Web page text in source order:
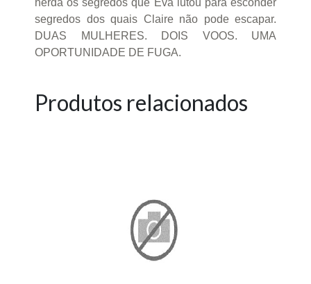
segredos dos quais Claire não pode escapar.
DUAS MULHERES. DOIS VOOS. UMA
OPORTUNIDADE DE FUGA.
Produtos relacionados